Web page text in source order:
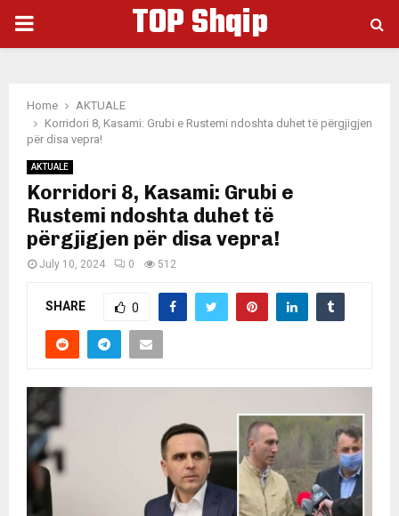
PRIMARY
TOP Shqip
Home
AKTUALE
Korridori 8, Kasami: Grubi e Rustemi ndoshta duhet të përgjigjen
për disa vepra!
AKTUALE
Korridori 8, Kasami: Grubi e
Rustemi ndoshta duhet të
përgjigjen për disa vepra!
July 10, 2024 0 512
SHARE 0